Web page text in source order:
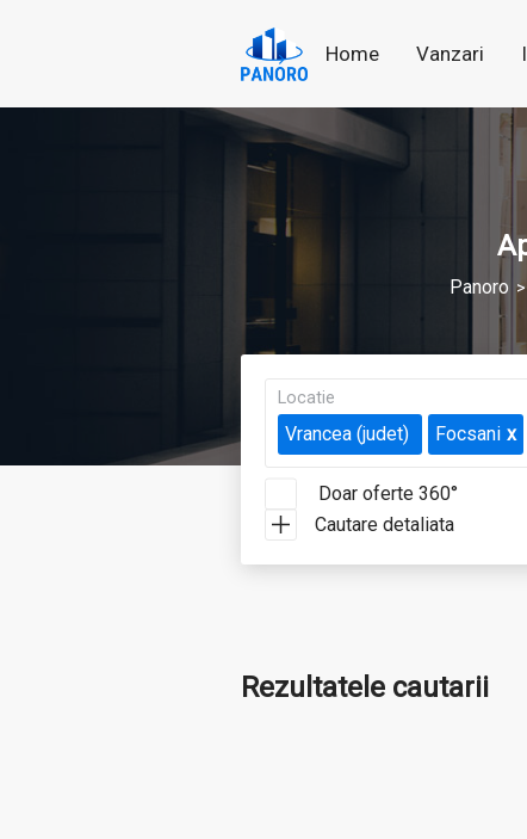
Home Vanzari
Panoro
Locatie
Vrancea (judet) Focsani
Doar oferte 360°
Cautare detaliata
Rezultatele cautarii